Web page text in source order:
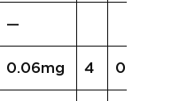
—
0.06mg 4 0.10mg